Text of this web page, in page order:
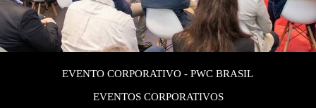
EVENTO CORPORATIVO - PWC BRASIL
EVENTOS CORPORATIVOS